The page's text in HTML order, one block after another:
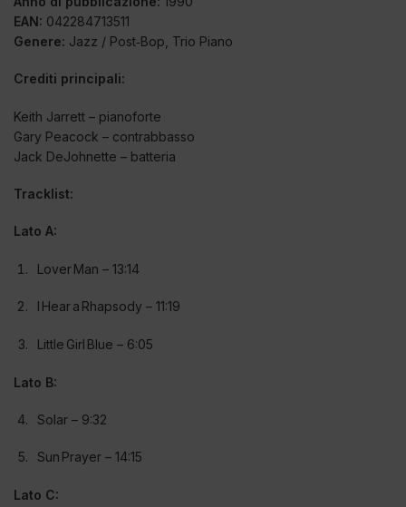
EAN: 042284713511
Genere: Jazz / Post‑Bop, Trio Piano
Crediti principali:
Keith Jarrett – pianoforte
Gary Peacock – contrabbasso
Jack DeJohnette – batteria
Tracklist:
Lato A:
Lover Man – 13:14
I Hear a Rhapsody – 11:19
Little Girl Blue – 6:05
Lato B:
Solar – 9:32
Sun Prayer – 14:15
Lato C: